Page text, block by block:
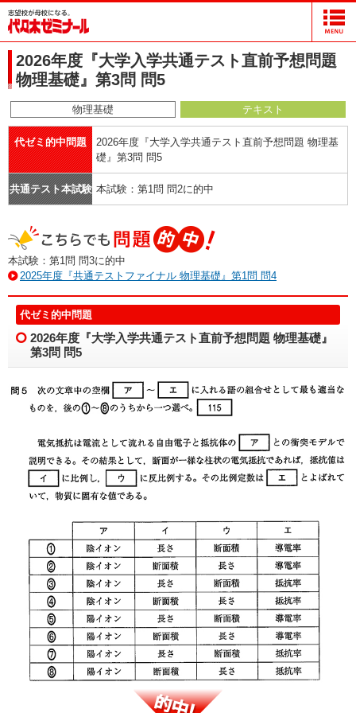
2026年度『大学入学共通テスト直前予想問題
物理基礎』第3問 問5
物理基礎 テキスト
代ゼミ的中問題
2026年度『大学入学共通テスト直前予想問題 物理基
礎』第3問 問5
共通テスト本試験 本試験：第1問 問2に的中
本試験：第1問 問3に的中
2025年度『共通テストファイナル 物理基礎』第1問 問4
代ゼミ的中問題
2026年度『大学入学共通テスト直前予想問題 物理基礎』
第3問 問5